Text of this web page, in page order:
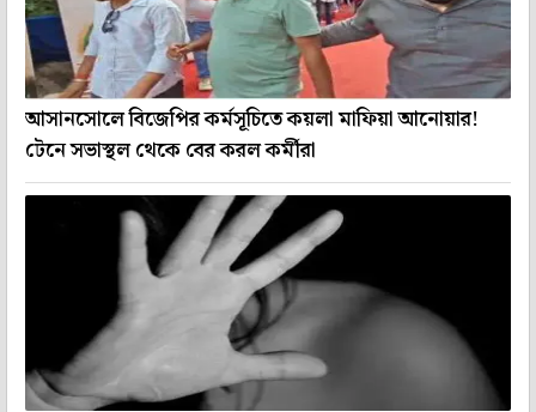
আসানসোলে বিজেপির কর্মসূচিতে কয়লা মাফিয়া আনোয়ার!
টেনে সভাস্থল থেকে বের করল কর্মীরা